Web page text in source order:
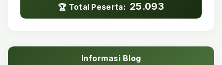
🏆 Total Peserta: 25.093
Informasi Blog